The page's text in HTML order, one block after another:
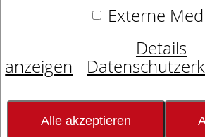
Externe
Details
anzeigen
Alle akzeptieren
geladen...